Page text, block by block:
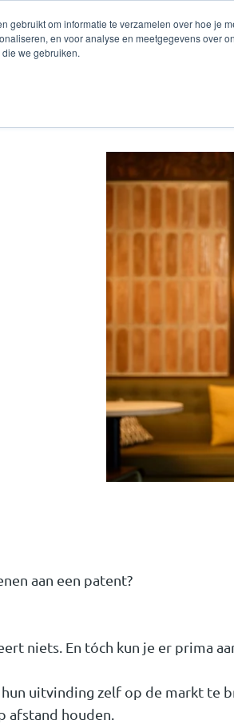
gebruikt om informatie te verzamelen over hoe je
en voor analyse en meetgegevens over
we gebruiken.
aan een patent?
niets. En tóch kun je er prima
uitvinding zelf op de markt te
afstand houden.